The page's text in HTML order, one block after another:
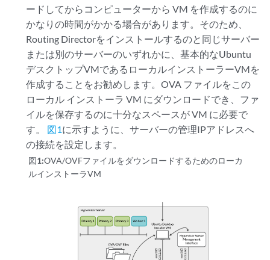
ードしてからコンピューターから VM を作成するのに
かなりの時間がかかる場合があります。そのため、
Routing Directorをインストールするのと同じサーバー
または別のサーバーのいずれかに、基本的なUbuntu
デスクトップVMであるローカルインストーラーVMを
作成することをお勧めします。OVA ファイルをこの
ローカル インストーラ VM にダウンロードでき、ファ
イルを保存するのに十分なスペースが VM に必要で
す。 図1に示すように、サーバーの管理IPアドレスへ
の接続を設定します。
図1:OVA/OVFファイルをダウンロードするためのローカ
ルインストーラVM